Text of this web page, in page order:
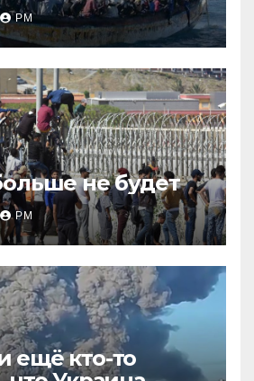
РМ
не будет
РМ
ещё кто-то